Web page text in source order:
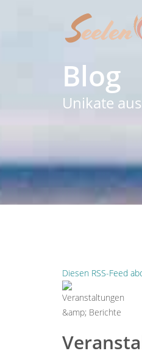
Blog
Unikate
Diesen RSS-Feed